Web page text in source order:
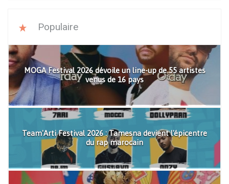
Populaire
MOGA Festival 2026 dévoile un line-up de 55 artistes
venus de 16 pays
Team'Arti Festival 2026 : Tamesna devient l'épicentre
du rap marocain